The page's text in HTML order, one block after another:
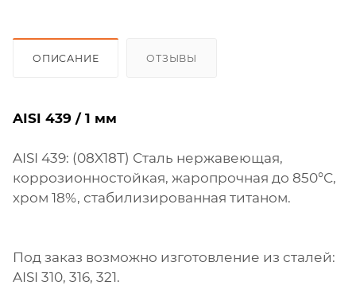
ОПИСАНИЕ ОТЗЫВЫ
AISI 439 / 1 мм
AISI 439: (08X18Т) Сталь нержавеющая,
коррозионностойкая, жаропрочная до 850°С,
хром 18%, стабилизированная титаном.
Под заказ возможно изготовление из сталей:
AISI 310, 316, 321.